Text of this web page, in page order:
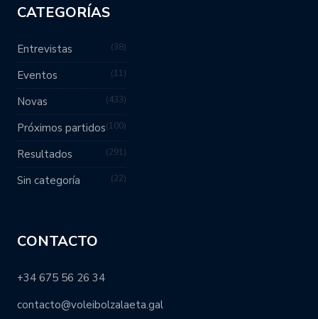
CATEGORÍAS
Entrevistas 38
Eventos 11
Novas 433
Próximos partidos 100
Resultados 291
Sin categoría 22
CONTACTO
+34 675 56 26 34
contacto@voleibolzalaeta.gal